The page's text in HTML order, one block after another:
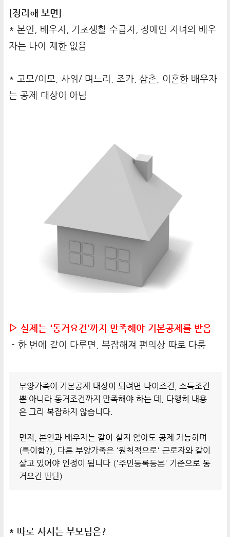
[정리해 보면]
* 본인, 배우자, 기초생활 수급자, 장애인 자녀의 배우
자는 나이 제한 없음
* 고모/이모, 사위/ 며느리, 조카, 삼촌, 이혼한 배우자
는 공제 대상이 아님
▷ 실제는 '동거요건'까지 만족해야 기본공제를 받음
- 한 번에 같이 다루면, 복잡해져 편의상 따로 다룸
부양가족이 기본공제 대상이 되려면 나이조건, 소득조건
뿐 아니라 동거조건까지 만족해야 하는 데, 다행히 내용
은 그리 복잡하지 않습니다.
먼저, 본인과 배우자는 같이 살지 않아도 공제 가능하며
(특이함?), 다른 부양가족은 '원칙적으로' 근로자와 같이
살고 있어야 인정이 됩니다 ('주민등록등본' 기준으로 동
거요건 판단)
* 따로 사시는 부모님은?